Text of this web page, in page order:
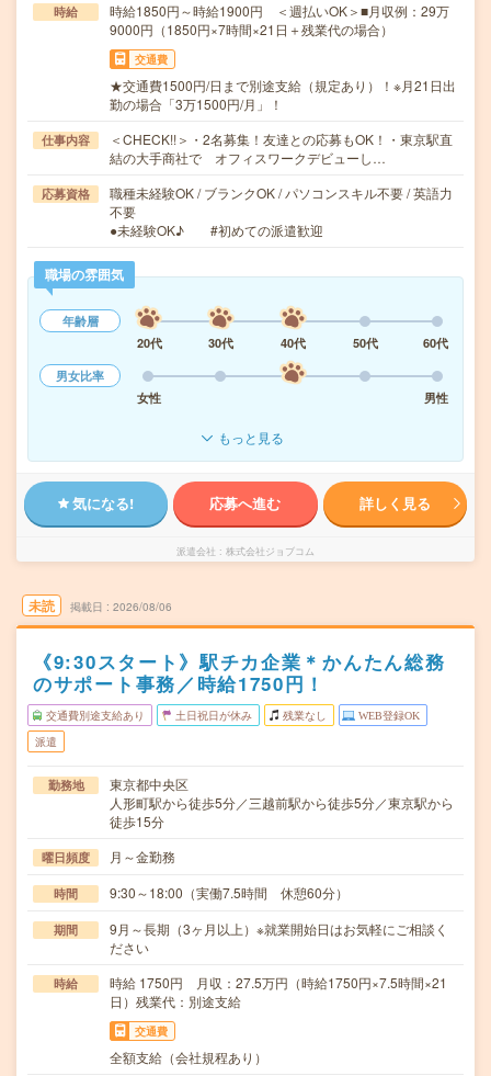
時給
時給1850円～時給1900円 ＜週払いOK＞■月収例：29万
9000円（1850円×7時間×21日＋残業代の場合）
交通費
★交通費1500円/日まで別途支給（規定あり）！※月21日出
勤の場合「3万1500円/月」！
仕事内容
＜CHECK!!＞・2名募集！友達との応募もOK！・東京駅直
結の大手商社で オフィスワークデビューし…
応募資格
職種未経験OK / ブランクOK / パソコンスキル不要 / 英語力
不要
●未経験OK♪ #初めての派遣歓迎
職場の雰囲気
年齢層
20代
30代 40代 50代
60代
男女比率
女性
男性
もっと見る
気になる! 応募へ進む 詳しく見る
派遣会社 株式会社ジョブコム
未読 掲載日 2026/08/06
《9:30スタート》駅チカ企業＊かんたん総務
のサポート事務／時給1750円！
交通費別途支給あり 土日祝日が休み 残業なし WEB登録OK
派遣
勤務地
東京都中央区
人形町駅から徒歩5分／三越前駅から徒歩5分／東京駅から
徒歩15分
曜日頻度 月～金勤務
時間 9:30～18:00（実働7.5時間 休憩60分）
期間
9月～長期（3ヶ月以上）※就業開始日はお気軽にご相談く
ださい
時給
時給 1750円 月収：27.5万円（時給1750円×7.5時間×21
日）残業代：別途支給
交通費
全額支給（会社規程あり）